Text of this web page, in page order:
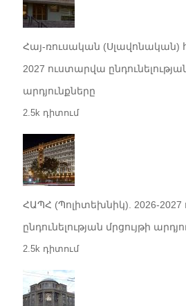
Հայ-ռուսական (Սլավոնական)
2027 ուստարվա
արդյունքները
2.5k դիտում
ՀԱՊՀ (Պոլիտեխնիկ). 2026-
ընդունելության մրցույթի
2.5k դիտում